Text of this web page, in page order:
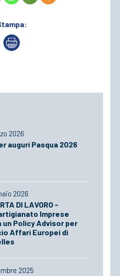
2026
auguri Pasqua 2026
2026
DI LAVORO -
Imprese
un Policy Advisor per
Affari Europei di
2025